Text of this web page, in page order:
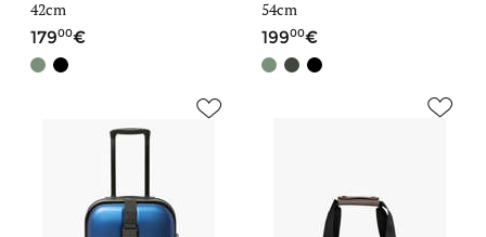
42cm
17900
54cm
19900